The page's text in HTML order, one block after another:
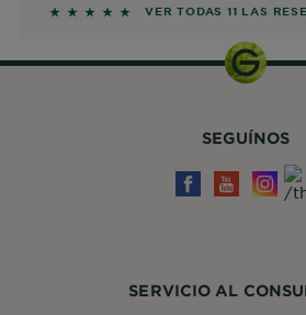
5 out of 5 stars based on
VER TODAS 11 LAS
SERVICIO AL
SEGUÍNOS